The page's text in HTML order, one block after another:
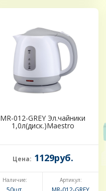
MR-012-GREY Эл.чайники
1,0л(диск.)Maestro
Цена: 1129руб.
Наличие: Артикул: